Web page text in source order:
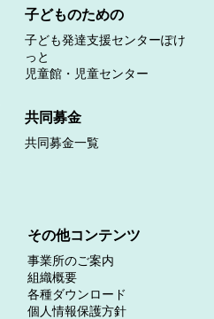
子どものための
子ども発達支援センターぽけ
っと
児童館・児童センター
共同募金
共同募金一覧
その他コンテンツ
事業所のご案内
組織概要
各種ダウンロード
個人情報保護方針